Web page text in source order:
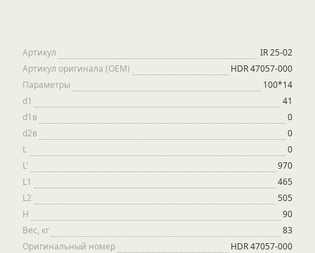
Артикул
IR 25-02
Артикул оригинала (OEM)
HDR 47057-000
Параметры
100*14
d1
41
d1в
0
d2в
0
L
0
L'
970
L1
465
L2
505
H
90
Вес, кг
83
Оригинальный номер
HDR 47057-000